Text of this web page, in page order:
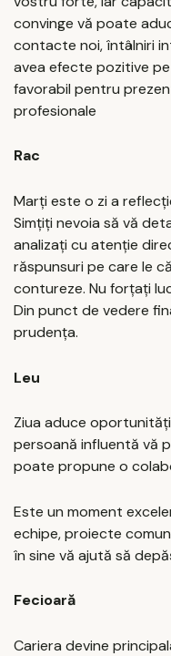
convinge vă poate
contacte noi, întâlniri
avea efecte pozitive
favorabil pentru
profesionale
Rac
Marți este o zi a
Simțiți nevoia să vă
analizați cu atenție
răspunsuri pe care le
contureze. Nu forțați
Din punct de vedere
prudența.
Leu
Ziua aduce
persoană influentă vă
poate propune o
Este un moment
echipe, proiecte
în sine vă ajută să
Fecioară
Cariera devine